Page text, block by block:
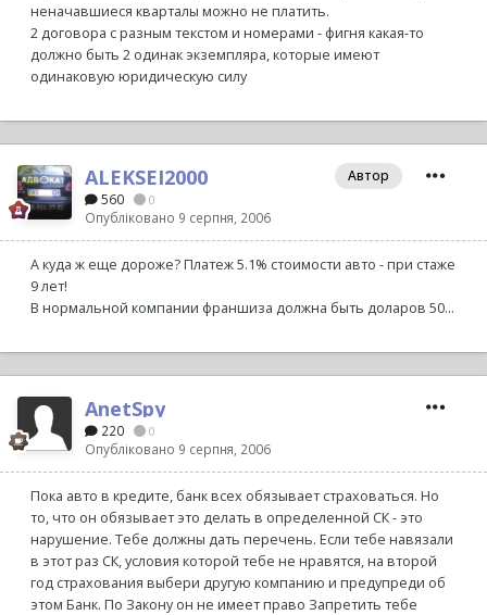
неначавшиеся кварталы можно не платить.
2 договора с разным текстом и номерами - фигня какая-то
должно быть 2 одинак экземпляра, которые имеют
одинаковую юридическую силу
ALEKSEI2000
560 0
Опубліковано 9 серпня, 2006
Автор
А куда ж еще дороже? Платеж 5.1% стоимости авто - при стаже
9 лет!
В нормальной компании франшиза должна быть доларов 50...
AnetSpy
220 0
Опубліковано 9 серпня, 2006
Пока авто в кредите, банк всех обязывает страховаться. Но
то, что он обязывает это делать в определенной СК - это
нарушение. Тебе должны дать перечень. Если тебе навязали
в этот раз СК, условия которой тебе не нравятся, на второй
год страхования выбери другую компанию и предупреди об
этом Банк. По Закону он не имеет право Запретить тебе